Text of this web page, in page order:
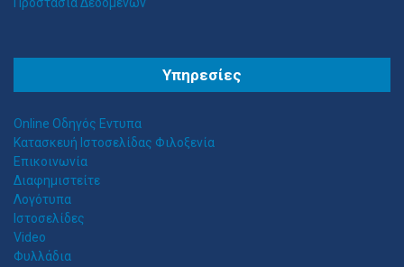
Προστασία Δεδομένων
Υπηρεσίες
Online Οδηγός Εντυπα
Κατασκευή Ιστοσελίδας Φιλοξενία
Επικοινωνία
Διαφημιστείτε
Λογότυπα
Ιστοσελίδες
Video
Φυλλάδια